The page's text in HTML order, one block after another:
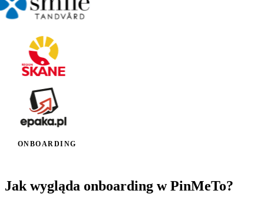
ONBOARDING
Jak wygląda onboarding w PinMeTo?